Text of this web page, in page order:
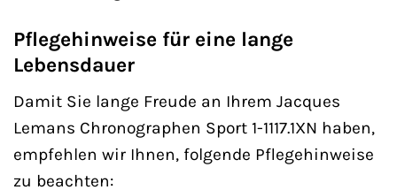
Pflegehinweise für eine lange
Lebensdauer
Damit Sie lange Freude an Ihrem Jacques
Lemans Chronographen Sport 1-1117.1XN haben,
empfehlen wir Ihnen, folgende Pflegehinweise
zu beachten: